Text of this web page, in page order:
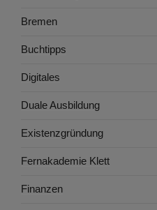
Bremen
Buchtipps
Digitales
Duale Ausbildung
Existenzgründung
Fernakademie Klett
Finanzen